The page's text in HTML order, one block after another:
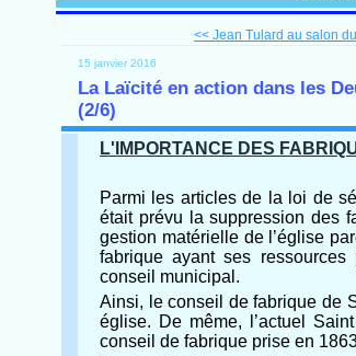
<< Jean Tulard au salon
15 janvier 2016
La Laïcité en action dans les
(2/6)
L'IMPORTANCE DES
Parmi les articles de la loi de
était prévu la suppression des
gestion matérielle de l’église
fabrique ayant ses
conseil municipal.
Ainsi, le conseil de fabrique de
église. De même, l’actuel
conseil de fabrique prise en